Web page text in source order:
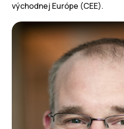
východnej Európe (CEE).